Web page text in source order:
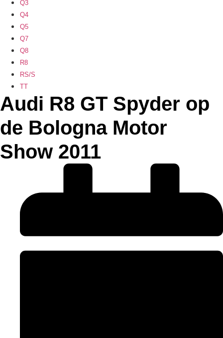
Q3
Q4
Q5
Q7
Q8
R8
RS/S
TT
Audi R8 GT Spyder op
de Bologna Motor
Show 2011